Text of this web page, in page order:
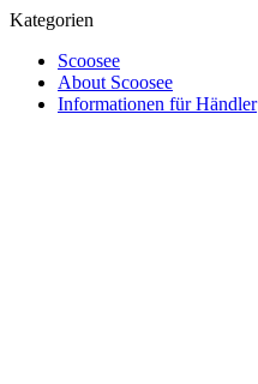
Kategorien
Scoosee
About Scoosee
Informationen für Händler